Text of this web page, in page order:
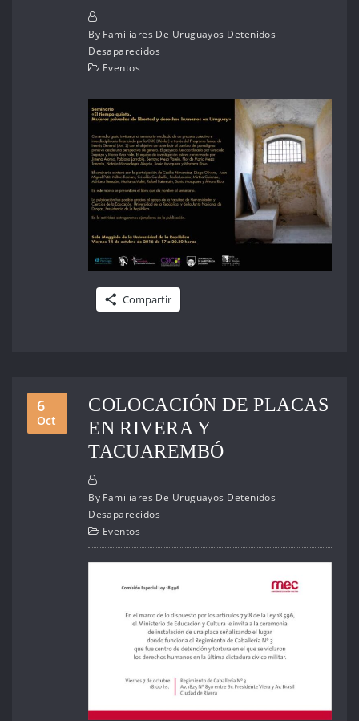
By Familiares De Uruguayos Detenidos
Desaparecidos
Eventos
Compartir
6
Oct
COLOCACIÓN DE PLACAS
EN RIVERA Y
TACUAREMBÓ
By Familiares De Uruguayos Detenidos
Desaparecidos
Eventos